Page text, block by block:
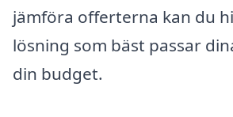
jämföra offerterna kan du
lösning som bäst passar
din budget.